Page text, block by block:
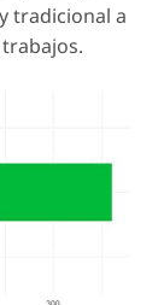
tradicional a